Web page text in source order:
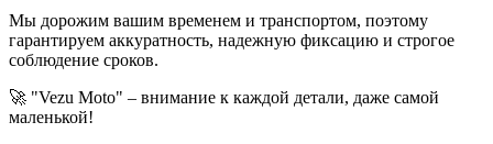
Мы дорожим вашим временем и транспортом, поэтому
гарантируем аккуратность, надежную фиксацию и строгое
соблюдение сроков.
🚀 "Vezu Moto" – внимание к каждой детали, даже самой
маленькой!